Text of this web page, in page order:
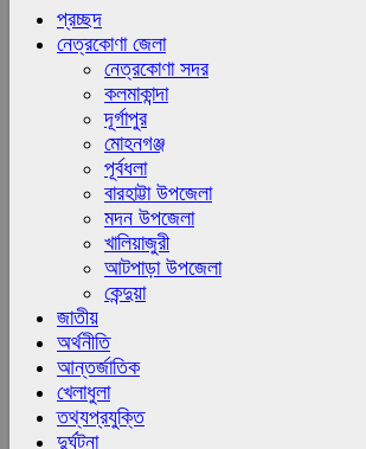
প্রচ্ছদ
নেত্রকোণা জেলা
নেত্রকোণা সদর
কলমাকান্দা
দূর্গাপুর
মোহনগঞ্জ
পূর্বধলা
বারহাট্টা উপজেলা
মদন উপজেলা
খালিয়াজুরী
আটপাড়া উপজেলা
কেন্দুয়া
জাতীয়
অর্থনীতি
আন্তর্জাতিক
খেলাধুলা
তথ্যপ্রযুক্তি
দুর্ঘটনা